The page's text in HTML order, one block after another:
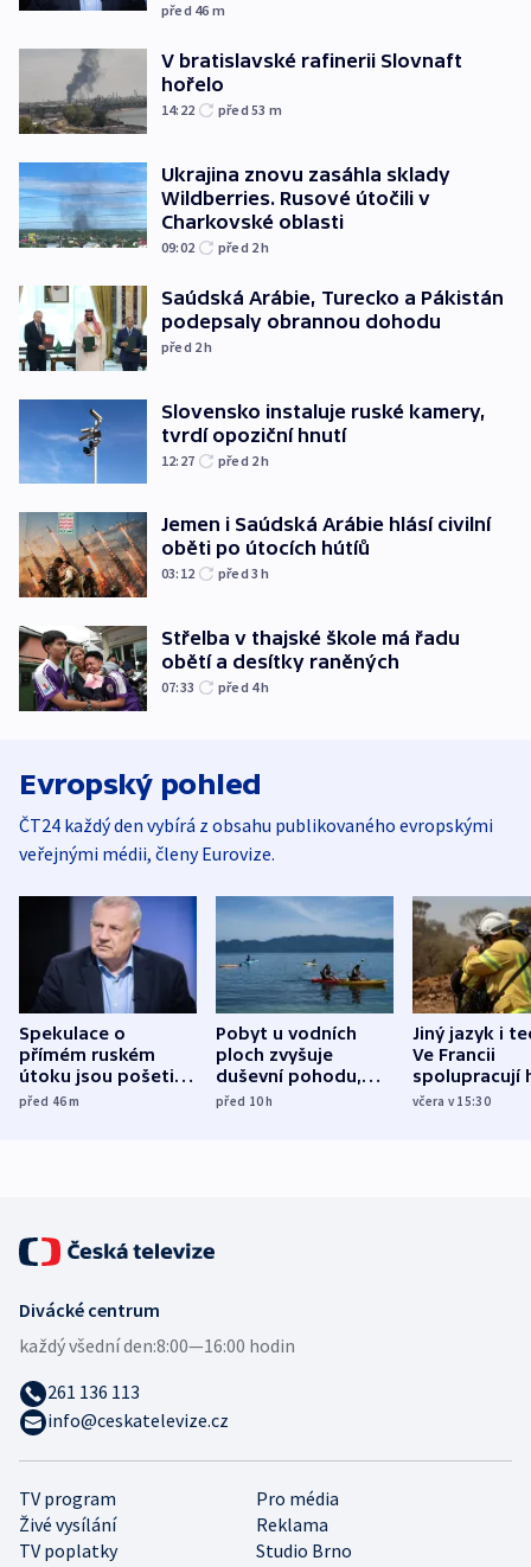
před 46 m
V bratislavské rafinerii Slovnaft
hořelo
14:22 před 53 m
Ukrajina znovu zasáhla sklady
Wildberries. Rusové útočili v
Charkovské oblasti
09:02 před 2h
Saúdská Arábie, Turecko a Pákistán
podepsaly obrannou dohodu
před 2h
Slovensko instaluje ruské kamery,
tvrdí opoziční hnutí
12:27 před 2h
Jemen i Saúdská Arábie hlásí civilní
oběti po útocích hútíů
03:12 před 3h
Střelba v thajské škole má řadu
obětí a desítky raněných
07:33 před 4h
Evropský pohled
ČT24 každý den vybírá z obsahu publikovaného evropskými
veřejnými médii, členy Eurovize.
Spekulace o
přímém ruském
útoku jsou pošetilé,
míní estonský
před 46m
Pobyt u vodních
ploch zvyšuje
duševní pohodu,
ukázala
před 10h
Jiný jazyk i
Ve Francii
spolupracují
různých zemí
včera v 15:30
TV program
Pro média
Živé vysílání
Reklama
TV poplatky
Studio Brno
Divácké centrum
každý všední den:8:00—16:00 hodin
261 136 113
info@ceskatelevize.cz